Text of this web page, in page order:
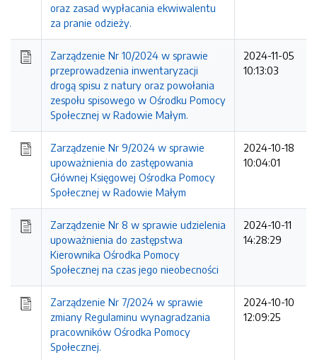
oraz zasad wypłacania ekwiwalentu
za pranie odzieży.
Zarządzenie Nr 10/2024 w sprawie
przeprowadzenia inwentaryzacji
drogą spisu z natury oraz powołania
zespołu spisowego w Ośrodku Pomocy
Społecznej w Radowie Małym.
2024-11-05
10:13:03
Zarządzenie Nr 9/2024 w sprawie
upoważnienia do zastępowania
Głównej Księgowej Ośrodka Pomocy
Społecznej w Radowie Małym
2024-10-18
10:04:01
Zarządzenie Nr 8 w sprawie udzielenia
upoważnienia do zastępstwa
Kierownika Ośrodka Pomocy
Społecznej na czas jego nieobecności
2024-10-11
14:28:29
Zarządzenie Nr 7/2024 w sprawie
zmiany Regulaminu wynagradzania
pracowników Ośrodka Pomocy
Społecznej.
2024-10-10
12:09:25